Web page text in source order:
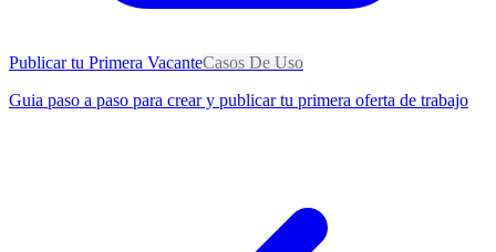
Publicar tu Primera VacanteCasos De Uso
Guia paso a paso para crear y publicar tu primera oferta de trabajo